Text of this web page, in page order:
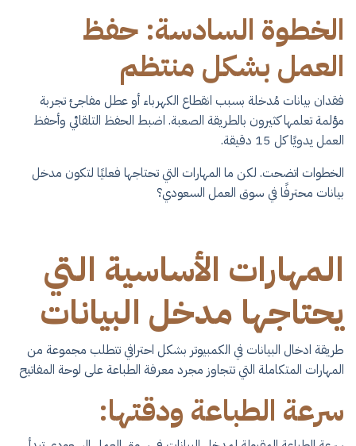
الخطوة السادسة: حفظ
العمل بشكل منتظم
فقدان بيانات مُدخلة بسبب انقطاع الكهرباء أو عطل مفاجئ تجربة
مؤلمة تعلمها كثيرون بالطريقة الصعبة. اضبط الحفظ التلقائي وأحفظ
العمل يدويًا كل 15 دقيقة.
الخطوات اتضحت. لكن ما المهارات التي تحتاجها فعليًا لتكون مدخل
بيانات محترفًا في سوق العمل السعودي؟
المهارات الأساسية التي
يحتاجها مدخل البيانات
​طريقة ادخال البيانات في الكمبيوتر​ بشكل احترافي تتطلب مجموعة من
المهارات المتكاملة التي تتجاوز مجرد معرفة الطباعة على لوحة المفاتيح
سرعة الطباعة ودقتها: